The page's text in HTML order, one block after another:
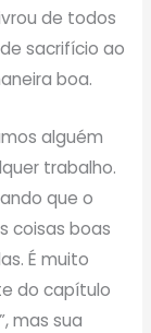
de todos
sacrifício ao
boa.
alguém
trabalho.
que o
coisas boas
É muito
do capítulo
mas sua